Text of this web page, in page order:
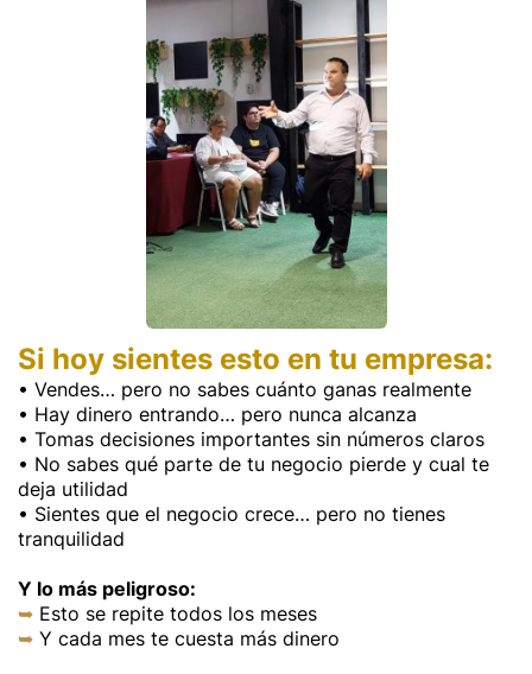
Si hoy sientes esto en tu empresa:
• Vendes… pero no sabes cuánto ganas realmente
• Hay dinero entrando… pero nunca alcanza
• Tomas decisiones importantes sin números claros
• No sabes qué parte de tu negocio pierde y cual te
deja utilidad
• Sientes que el negocio crece… pero no tienes
tranquilidad
Y lo más peligroso:
➥ Esto se repite todos los meses
➥ Y cada mes te cuesta más dinero